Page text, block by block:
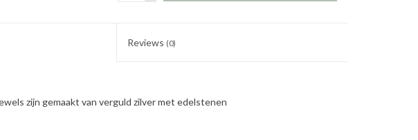
Reviews (0)
zijn gemaakt van verguld zilver met edelstenen